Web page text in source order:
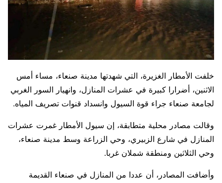
خلفت الأمطار الغزيرة، التي شهدتها مدينة صنعاء، مساء أمس
الاثنين، أضرارا كبيرة في عشرات المنازل، وانهيار السور الغربي
لجامعة صنعاء جراء قوة السيول وانسداد قنوات تصريف المياه.
وقالت مصادر محلية متطابقة، إن سيول الأمطار غمرت عشرات
المنازل في شارع الزبيري، وحي الزراعة وسط مدينة صنعاء،
وحي الثلاثين ومنطقة شملان غربا.
وأضافت المصادر، أن عددا من المنازل في صنعاء القديمة